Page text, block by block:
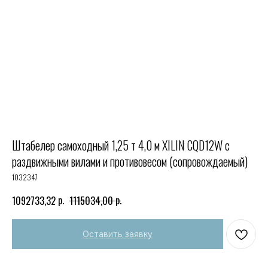
Штабелер самоходный 1,25 т 4,0 м XILIN CQD12W с
раздвижными вилами и противовесом (сопровождаемый)
1032347
1092733,32 р. 1115034,00р.
Оставить заявку